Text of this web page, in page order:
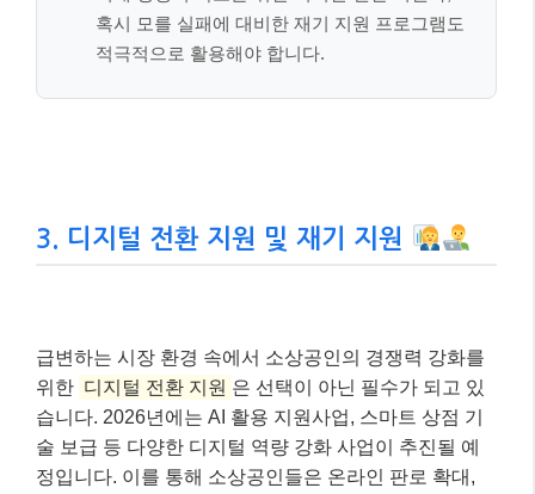
혹시 모를 실패에 대비한 재기 지원 프로그램도
적극적으로 활용해야 합니다.
3. 디지털 전환 지원 및 재기 지원
급변하는 시장 환경 속에서 소상공인의 경쟁력 강화를
위한 디지털 전환 지원 은 선택이 아닌 필수가 되고 있
습니다. 2026년에는 AI 활용 지원사업, 스마트 상점 기
술 보급 등 다양한 디지털 역량 강화 사업이 추진될 예
정입니다. 이를 통해 소상공인들은 온라인 판로 확대,